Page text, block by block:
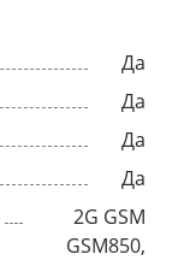
Да
Да
Да
Да
2G GSM
GSM850,